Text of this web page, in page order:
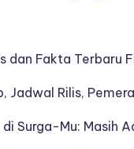
dan Fakta Terbaru
Rilis,
Surga-Mu: Masih